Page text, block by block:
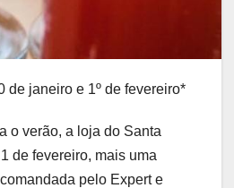
de janeiro e 1º de fevereiro*
o verão, a loja do Santa
de fevereiro, mais uma
pelo Expert e